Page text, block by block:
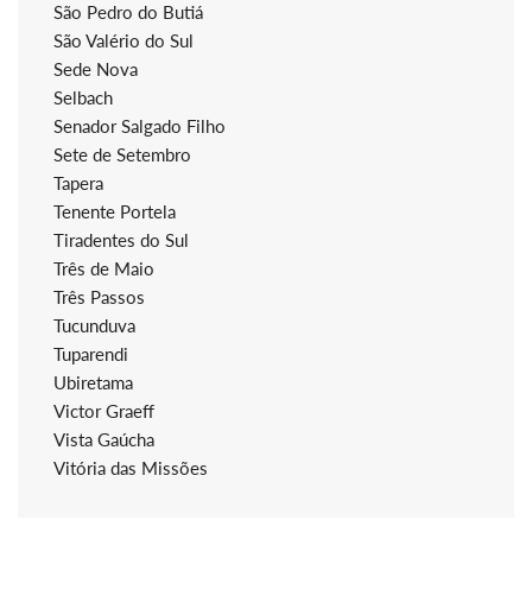
São Pedro do Butiá
São Valério do Sul
Sede Nova
Selbach
Senador Salgado Filho
Sete de Setembro
Tapera
Tenente Portela
Tiradentes do Sul
Três de Maio
Três Passos
Tucunduva
Tuparendi
Ubiretama
Victor Graeff
Vista Gaúcha
Vitória das Missões